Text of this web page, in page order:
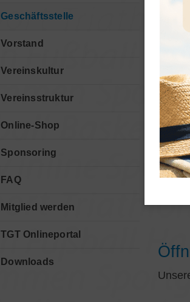
TG
Geschäftsstelle
Vorstand
Vereinskultur
Vereinsstruktur
Online-Shop
Sponsoring
FAQ
Mitglied werden
TGT Onlineportal
Downloads